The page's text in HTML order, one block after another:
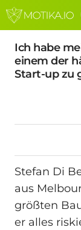
Ich habe
einem der
Start-up zu
Stefan Di
aus
größten
er alles